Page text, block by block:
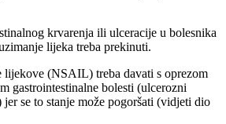
krvarenja ili ulceracije u bolesnika
lijeka treba prekinuti.
lijekove (NSAIL) treba davati s oprezom
gastrointestinalne bolesti (ulcerozni
se to stanje može pogoršati (vidjeti dio